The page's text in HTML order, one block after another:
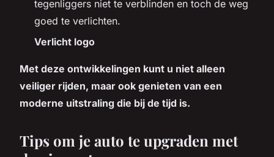
tegenliggers niet te verblinden en toch de weg
goed te verlichten.
Verlicht logo
Met deze ontwikkelingen kunt u niet alleen
veiliger rijden, maar ook genieten van een
moderne uitstraling die bij de tijd is.
Tips om je auto te upgraden met